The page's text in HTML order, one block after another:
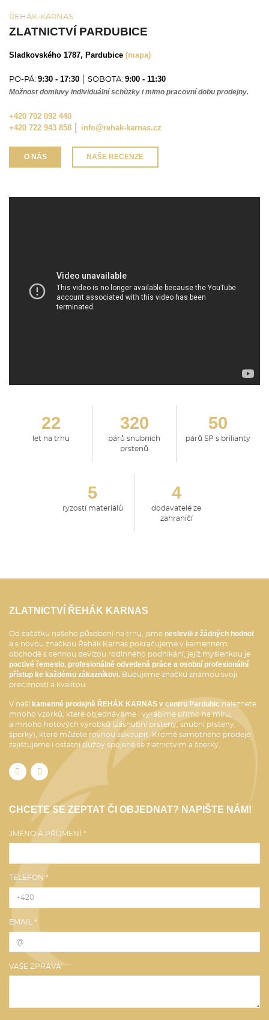
ŘEHÁK-KARNAS
ZLATNICTVÍ PARDUBICE
Sladkovského 1787, Pardubice (mapa)
PO-PÁ: 9:30 - 17:30 │ SOBOTA: 9:00 - 11:30
Možnost domluvy individuální schůzky i mimo pracovní dobu prodejny.
+420 702 092 440
+420 722 943 858
info@rehak-karnas.cz
O NÁS NAŠE RECENZE
22
let na trhu
320
párů snubních
prstenů
50
párů SP s brilianty
5
ryzostí materiálů
4
dodavatelé ze
zahraničí
ZLATNICTVÍ ŘEHÁK KARNAS
Od začátku našeho působení na trhu, jsme neslevili z žádných hodnot
a s novou značkou Řehák Karnas pokračujeme v kamenném
obchodě s cennou devizou rodinného podnikání, jejíž myšlenkou je
poctivé řemeslo, profesionálně odvedená práce a osobní profesionální
přístup ke každému zákazníkovi. Budujeme značku známou svoji
precizností a kvalitou.
V naší kamenné prodejně ŘEHÁK KARNAS v centru Pardubic naleznete
mnoho vzorků, které objednáváme i vyrábíme přímo na míru,
a mnoho hotových výrobků (zásnubní prsteny, snubní prsteny,
šperky), které můžete rovnou zakoupit. Kromě samotného prodeje
zajišťujeme i ostatní služby spojené se zlatnictvím a šperky.
CHCETE SE ZEPTAT ČI OBJEDNAT? NAPIŠTE NÁM!
JMÉNO A PŘÍJMENÍ *
TELEFON *
EMAIL *
VAŠE ZPRÁVA